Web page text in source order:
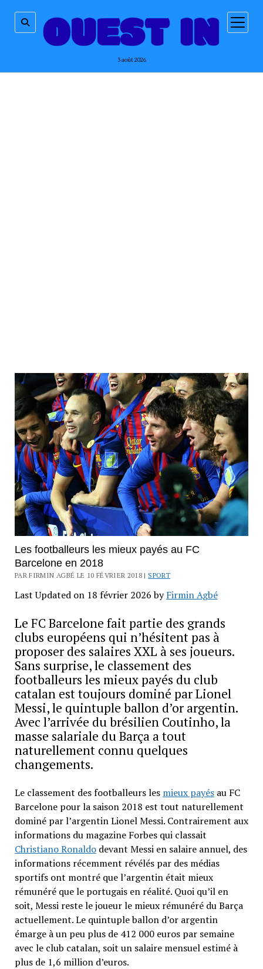
3 août 2026
ouvrir
menu
Les footballeurs les mieux payés au FC
Barcelone en 2018
PAR FIRMIN AGBÉ LE 10 FÉVRIER 2018 | SPORT
Last Updated on 18 février 2026 byFirmin Agbé
Le FC Barcelone fait partie des grands
clubs européens qui n’hésitent pas à
proposer des salaires XXL à ses joueurs.
Sans surprise, le classement des
footballeurs les mieux payés du club
catalan est toujours dominé par Lionel
Messi, le quintuple ballon d’or argentin.
Avec l’arrivée du brésilien Coutinho, la
masse salariale du Barça a tout
naturellement connu quelques
changements.
Le classement des footballeurs les mieux payésau FC
Barcelone pour la saison 2018 est tout naturellement
dominé par l’argentin Lionel Messi. Contrairement aux
informations du magazine Forbes qui classait
Christiano Ronaldodevant Messi en salaire annuel, des
informations récemment révélés par des médias
sportifs ont montré que l’argentin était mieux
rémunéré que le portugais en réalité. Quoi qu’il en
soit, Messi reste le joueur le mieux rémunéré du Barça
actuellement. Le quintuple ballon d’or argentin
émarge à un peu plus de 412 000 euros par semaine
avec le club catalan, soit un salaire mensuel estimé à
plus de 1,6 million d’euros.